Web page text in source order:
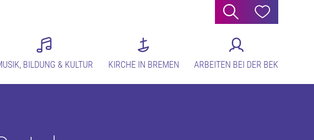
Suche Hilfe
BILDUNG & KULTUR KIRCHE IN BREMEN ARBEITEN BEI DER BEK